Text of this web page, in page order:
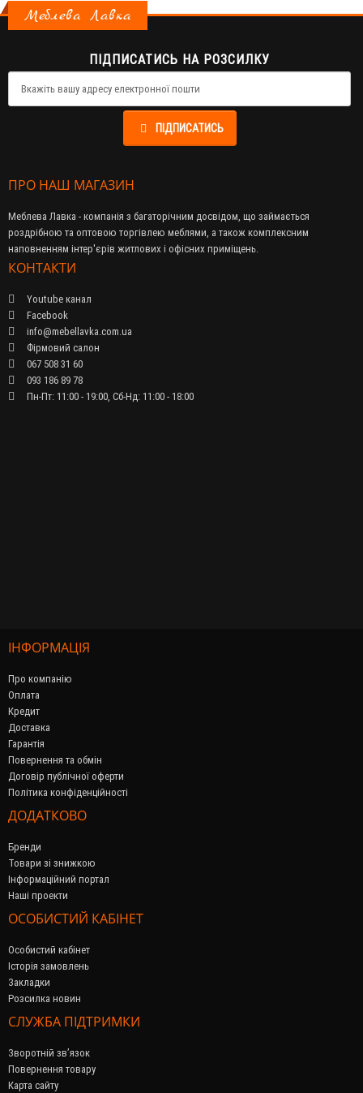
Меблева Лавка
ПІДПИСАТИСЬ НА РОЗСИЛКУ
ПІДПИСАТИСЬ
ПРО НАШ МАГАЗИН
Меблева Лавка - компанія з багаторічним досвідом, що займається
роздрібною та оптовою торгівлею меблями, а також комплексним
наповненням інтер'єрів житлових і офісних приміщень.
КОНТАКТИ
Youtube канал
Facebook
info@mebellavka.com.ua
Фірмовий салон
067 508 31 60
093 186 89 78
Пн-Пт: 11:00 - 19:00, Сб-Нд: 11:00 - 18:00
ІНФОРМАЦІЯ
Про компанію
Оплата
Кредит
Доставка
Гарантія
Повернення та обмін
Договір публічної оферти
Політика конфіденційності
ДОДАТКОВО
Бренди
Товари зі знижкою
Інформаційний портал
Наші проекти
ОСОБИСТИЙ КАБІНЕТ
Особистий кабінет
Історія замовлень
Закладки
Розсилка новин
СЛУЖБА ПІДТРИМКИ
Зворотній зв’язок
Повернення товару
Карта сайту